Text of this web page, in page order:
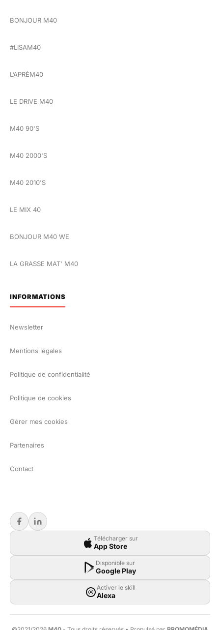
BONJOUR M40
#LISAM40
L’APRÈM40
LE DRIVE M40
M40 90'S
M40 2000'S
M40 2010'S
LE MIX 40
BONJOUR M40 WE
LA GRASSE MAT' M40
INFORMATIONS
Newsletter
Mentions légales
Politique de confidentialité
Politique de cookies
Gérer mes cookies
Partenaires
Contact
Télécharger sur
App Store
Disponible sur
Google Play
Activer le skill
Alexa